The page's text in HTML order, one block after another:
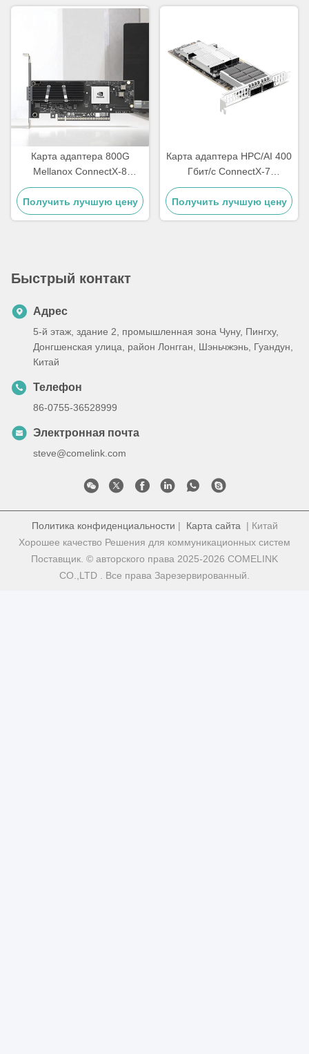
однопортовый OSFP
QSFP56
Карта адаптера 800G
Mellanox ConnectX-8
SuperNIC для сервера Ai
Карта сети с двойным
портом InfiniBand
Получить лучшую цену
Карта адаптера HPC/AI 400
Гбит/с ConnectX-7
MCX755106AC-HEAT с
аппаратной крипто-картой
сети Smart NIC Dual Port
Получить лучшую цену
Быстрый контакт
Адрес
5-й этаж, здание 2, промышленная зона Чуну, Пингху,
Донгшенская улица, район Лонгган, Шэньчжэнь, Гуандун,
Китай
Телефон
86-0755-36528999
Электронная почта
steve@comelink.com
Политика конфиденциальности | Карта сайта | Китай
Хорошее качество Решения для коммуникационных систем
Поставщик. © авторского права 2025-2026 COMELINK
CO.,LTD . Все права Зарезервированный.